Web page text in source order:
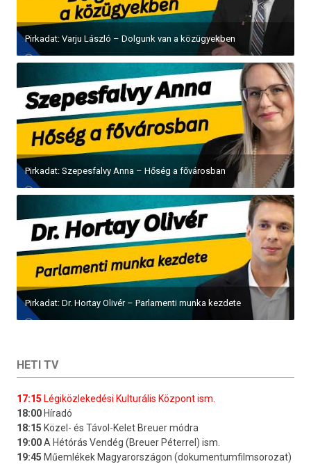
Pirkadat: Varju László – Dolgunk van a közügyekben
Pirkadat: Szepesfalvy Anna – Hőség a fővárosban
Pirkadat: Dr. Hortay Olivér – Parlamenti munka kezdete
HETI TV